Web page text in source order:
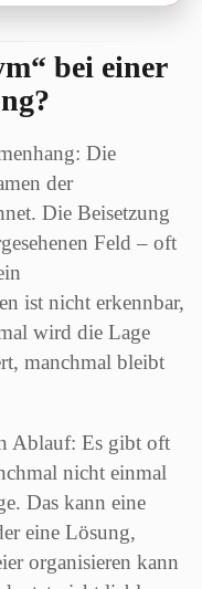
bei einer
Die
der
Die Beisetzung
Feld – oft
ist nicht erkennbar,
wird die Lage
manchmal bleibt
Ablauf: Es gibt oft
nicht einmal
Das kann eine
eine Lösung,
organisieren kann